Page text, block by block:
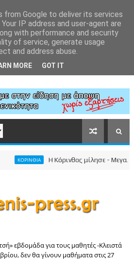
ΚΟΡΙΝΘΙΑ Η Κόρινθος μίλησε -
εβδομάδα για τους μαθητές -Κλειστά
δεν θα γίνουν μαθήματα στις 27
from Google to deliver its services
IP address and user-agent are
with performance and security
of service, generate usage
and address abuse.
MORE GOT IT